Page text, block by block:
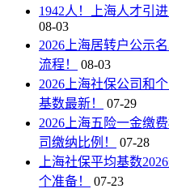
1942人！上海人才引
08-03
2026上海居转户公示
流程！
08-03
2026上海社保公司和
基数最新！
07-29
2026上海五险一金缴
司缴纳比例！
07-28
上海社保平均基数
个准备！
07-23